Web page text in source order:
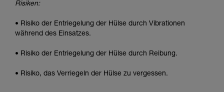
Risiken:
• Risiko der Entriegelung der Hülse durch Vibrationen
während des Einsatzes.
• Risiko der Entriegelung der Hülse durch Reibung.
• Risiko, das Verriegeln der Hülse zu vergessen.